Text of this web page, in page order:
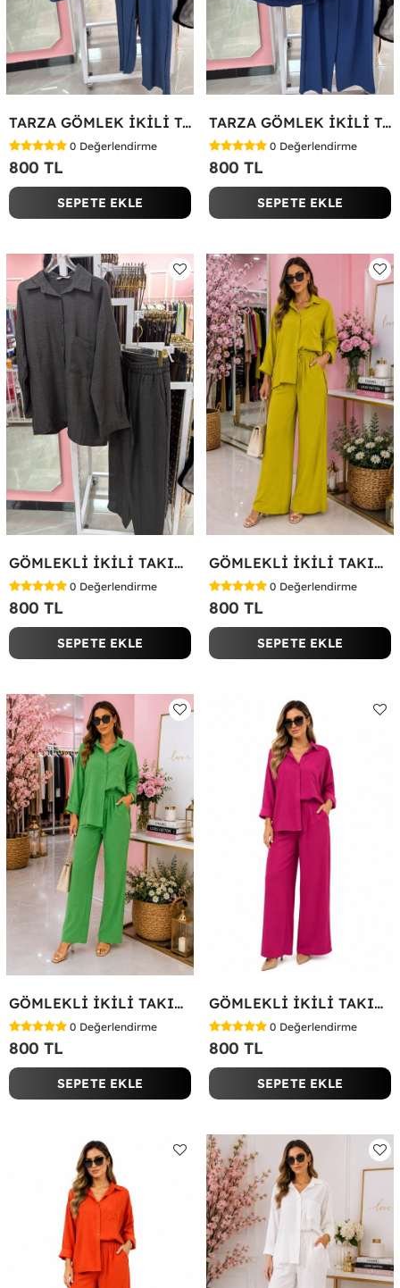
TARZA GÖMLEK İKİLİ TAKIM KOT KUMAŞ Mavi
0 Değerlendirme
800 TL
SEPETE EKLE
TARZA GÖMLEK İKİLİ TAKIM Lacivert
0 Değerlendirme
800 TL
SEPETE EKLE
GÖMLEKLİ İKİLİ TAKIM Siyah
0 Değerlendirme
800 TL
SEPETE EKLE
GÖMLEKLİ İKİLİ TAKIM Yağ Yeşili
0 Değerlendirme
800 TL
SEPETE EKLE
GÖMLEKLİ İKİLİ TAKIM Koyu Yeşil
0 Değerlendirme
800 TL
SEPETE EKLE
GÖMLEKLİ İKİLİ TAKIM Fuşya
0 Değerlendirme
800 TL
SEPETE EKLE